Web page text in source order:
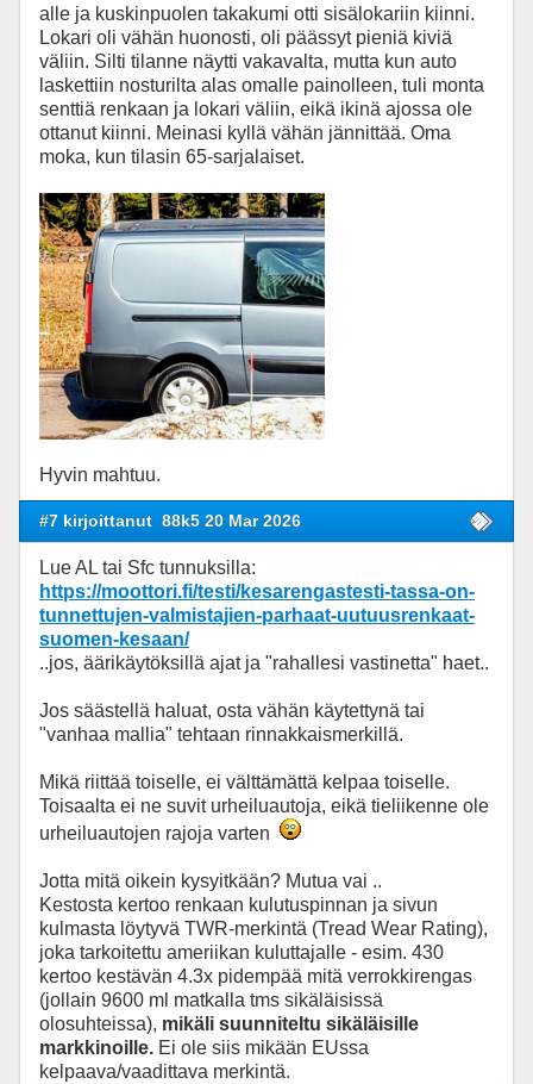
alle ja kuskinpuolen takakumi otti sisälokariin kiinni.
Lokari oli vähän huonosti, oli päässyt pieniä kiviä
väliin. Silti tilanne näytti vakavalta, mutta kun auto
laskettiin nosturilta alas omalle painolleen, tuli monta
senttiä renkaan ja lokari väliin, eikä ikinä ajossa ole
ottanut kiinni. Meinasi kyllä vähän jännittää. Oma
moka, kun tilasin 65-sarjalaiset.
Hyvin mahtuu.
#7 kirjoittanut 88k5 20 Mar 2026
Lue AL tai Sfc tunnuksilla:
https://moottori.fi/testi/kesarengastesti-tassa-on-
tunnettujen-valmistajien-parhaat-uutuusrenkaat-
suomen-kesaan/
..jos, äärikäytöksillä ajat ja "rahallesi vastinetta" haet..
Jos säästellä haluat, osta vähän käytettynä tai
"vanhaa mallia" tehtaan rinnakkaismerkillä.
Mikä riittää toiselle, ei välttämättä kelpaa toiselle.
Toisaalta ei ne suvit urheiluautoja, eikä tieliikenne ole
urheiluautojen rajoja varten
Jotta mitä oikein kysyitkään? Mutua vai ..
Kestosta kertoo renkaan kulutuspinnan ja sivun
kulmasta löytyvä TWR-merkintä (Tread Wear Rating),
joka tarkoitettu ameriikan kuluttajalle - esim. 430
kertoo kestävän 4.3x pidempää mitä verrokkirengas
(jollain 9600 ml matkalla tms sikäläisissä
olosuhteissa), mikäli suunniteltu sikäläisille
markkinoille. Ei ole siis mikään EUssa
kelpaava/vaadittava merkintä.